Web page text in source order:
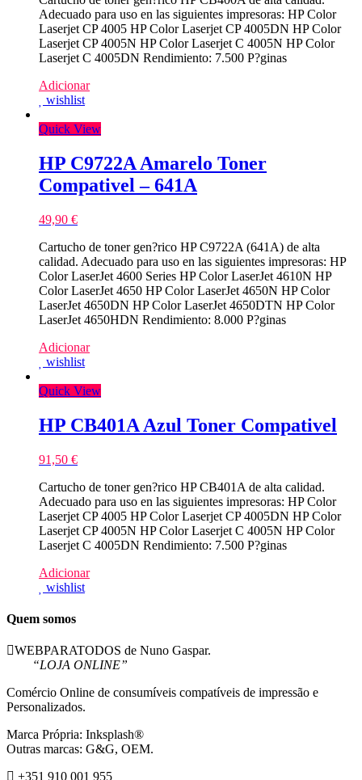
Adecuado para uso en las siguientes impresoras: HP Color
Laserjet CP 4005 HP Color Laserjet CP 4005DN HP Color
Laserjet CP 4005N HP Color Laserjet C 4005N HP Color
Laserjet C 4005DN Rendimiento: 7.500 P?ginas
Adicionar
wishlist
Quick View
HP C9722A Amarelo Toner
Compativel – 641A
49,90 €
Cartucho de toner gen?rico HP C9722A (641A) de alta
calidad. Adecuado para uso en las siguientes impresoras: HP
Color LaserJet 4600 Series HP Color LaserJet 4610N HP
Color LaserJet 4650 HP Color LaserJet 4650N HP Color
LaserJet 4650DN HP Color LaserJet 4650DTN HP Color
LaserJet 4650HDN Rendimiento: 8.000 P?ginas
Adicionar
wishlist
Quick View
HP CB401A Azul Toner Compativel
91,50 €
Cartucho de toner gen?rico HP CB401A de alta calidad.
Adecuado para uso en las siguientes impresoras: HP Color
Laserjet CP 4005 HP Color Laserjet CP 4005DN HP Color
Laserjet CP 4005N HP Color Laserjet C 4005N HP Color
Laserjet C 4005DN Rendimiento: 7.500 P?ginas
Adicionar
wishlist
Quem somos
WEBPARATODOS de Nuno Gaspar.
“LOJA ONLINE”
Comércio Online de consumíveis compatíveis de impressão e
Personalizados.
Marca Própria: Inksplash®
Outras marcas: G&G, OEM.
+351 910 001 955